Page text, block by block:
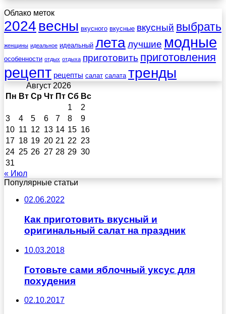
Облако меток
2024 весны вкусного вкусные вкусный выбрать
женщины идеальное идеальный леталучшие модные
особенности отдых отдыха приготовить приготовления
рецепт рецепты салат салата тренды
Август 2026
Пн Вт Ср Чт Пт Сб Вс
1
2
3
4 5 6 7 8
9
10 11 12 13 14 15 16
17 18 19 20 21 22 23
24 25 26 27 28 29 30
31
« Июл
Популярные статьи
02.06.2022
Как приготовить вкусный и
оригинальный салат на праздник
10.03.2018
Готовьте сами яблочный уксус для
похудения
02.10.2017